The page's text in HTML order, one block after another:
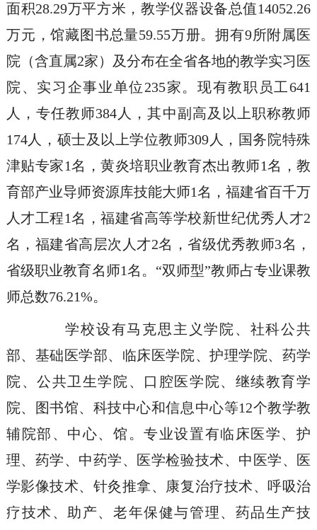
面积28.29万平方米，教学仪器设备总值14052.26
万元，馆藏图书总量59.55万册。拥有9所附属医
院（含直属2家）及分布在全省各地的教学实习医
院、实习企事业单位235家。现有教职员工641
人，专任教师384人，其中副高及以上职称教师
174人，硕士及以上学位教师309人，国务院特殊
津贴专家1名，黄炎培职业教育杰出教师1名，教
育部产业导师资源库技能大师1名，福建省百千万
人才工程1名，福建省高等学校新世纪优秀人才2
名，福建省高层次人才2名，省级优秀教师3名，
省级职业教育名师1名。“双师型”教师占专业课教
师总数76.21%。
学校设有马克思主义学院、社科公共
部、基础医学部、临床医学院、护理学院、药学
院、公共卫生学院、口腔医学院、继续教育学
院、图书馆、科技中心和信息中心等12个教学教
辅院部、中心、馆。专业设置有临床医学、护
理、药学、中药学、医学检验技术、中医学、医
学影像技术、针灸推拿、康复治疗技术、呼吸治
疗技术、助产、老年保健与管理、药品生产技